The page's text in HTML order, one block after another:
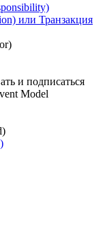
или Транзакция
и подписаться
Model